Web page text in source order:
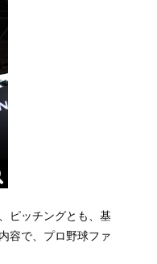
ピッチングとも、基
容で、プロ野球ファ